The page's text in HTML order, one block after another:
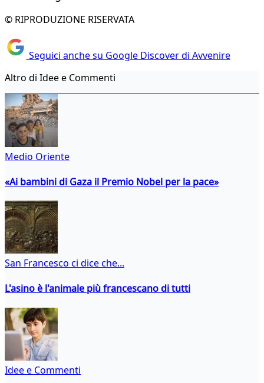
© RIPRODUZIONE RISERVATA
Seguici anche su Google Discover di Avvenire
Altro di Idee e Commenti
Medio Oriente
«Ai bambini di Gaza il Premio Nobel per la pace»
San Francesco ci dice che...
L'asino è l'animale più francescano di tutti
Idee e Commenti